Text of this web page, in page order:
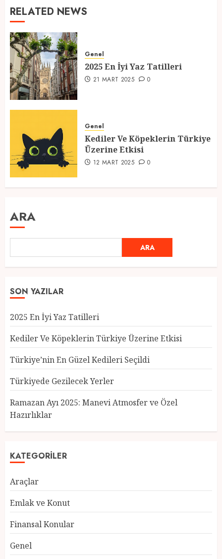
RELATED NEWS
Genel
2025 En İyi Yaz Tatilleri
21 MART 2025 0
Genel
Kediler Ve Köpeklerin Türkiye
Üzerine Etkisi
12 MART 2025 0
ARA
ARA
SON YAZILAR
2025 En İyi Yaz Tatilleri
Kediler Ve Köpeklerin Türkiye Üzerine Etkisi
Türkiye’nin En Güzel Kedileri Seçildi
Türkiyede Gezilecek Yerler
Ramazan Ayı 2025: Manevi Atmosfer ve Özel
Hazırlıklar
KATEGORILER
Araçlar
Emlak ve Konut
Finansal Konular
Genel
Türkiye’nin En Güzel Kedileri
Seçildi
4
Atmosfer ve Özel Hazırlıklar